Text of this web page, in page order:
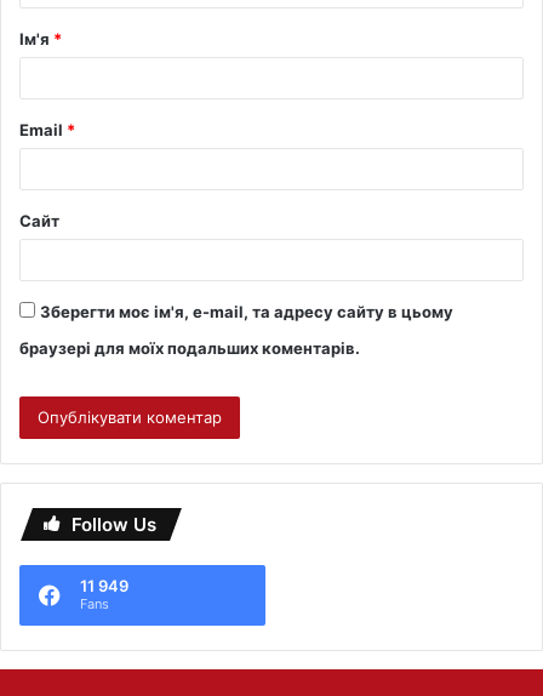
Ім'я *
Email *
Сайт
Зберегти моє ім'я, e-mail, та адресу сайту в цьому
браузері для моїх подальших коментарів.
Follow Us
11 949
Fans